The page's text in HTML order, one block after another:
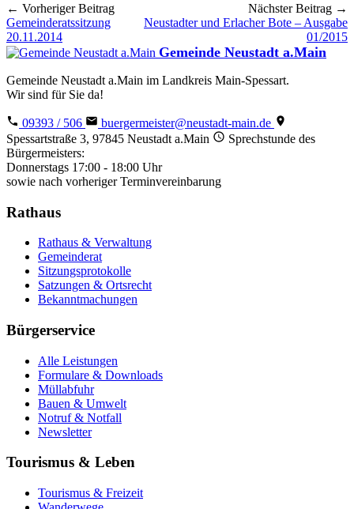
← Vorheriger Beitrag
Gemeinderatssitzung
20.11.2014
Nächster Beitrag →
Neustadter und Erlacher Bote – Ausgabe
01/2015
Gemeinde Neustadt a.Main
Gemeinde Neustadt a.Main im Landkreis Main-Spessart.
Wir sind für Sie da!
09393 / 506
buergermeister@neustadt-main.de
Spessartstraße 3, 97845 Neustadt a.Main
Sprechstunde des
Bürgermeisters:
Donnerstags 17:00 - 18:00 Uhr
sowie nach vorheriger Terminvereinbarung
Rathaus
Rathaus & Verwaltung
Gemeinderat
Sitzungsprotokolle
Satzungen & Ortsrecht
Bekanntmachungen
Bürgerservice
Alle Leistungen
Formulare & Downloads
Müllabfuhr
Bauen & Umwelt
Notruf & Notfall
Newsletter
Tourismus & Leben
Tourismus & Freizeit